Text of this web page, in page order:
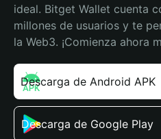
ideal. Bitget Wallet cuenta
millones de usuarios y te
la Web3. ¡Comienza ahora
Descarga de Android APK
Descarga de Google Play